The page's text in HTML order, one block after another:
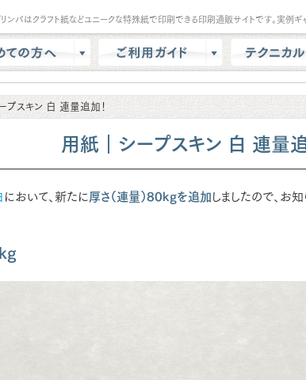
ンパはクラフト紙などユニークな特殊紙で印刷できる印刷通販サイトです。実例ギ
支払方法 商品別データ
プスキン 白 連量追加！
用紙｜シープスキン 白 連量追
において、新たに 厚さ（連量）80kgを追加 しましたので、お知